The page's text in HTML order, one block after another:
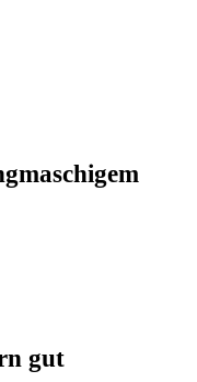
gut